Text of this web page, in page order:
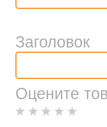
Заголовок
Оцените